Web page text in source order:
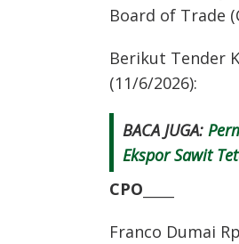
Board of Trade
Berikut Tender
(11/6/2026):
BACA JUGA:
Ekspor Sawit
CPO_____
Franco Dumai